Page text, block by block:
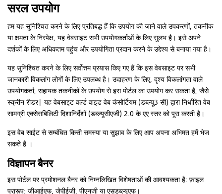
सरल उपयोग
हम यह सुनिश्चित करने के लिए प्रतिबद्ध हैं कि उपयोग की जाने वाले उपकरणों, तकनीक
या क्षमता के निरपेक्ष, यह वेबसाइट सभी उपयोगकर्ताओं के लिए सुलभ है। इसे अपने
दर्शकों के लिए अधिकतम पहुंच और उपयोगिता प्रदान करने के उद्देश्य से बनाया गया है।
यह सुनिश्चित करने के लिए सर्वोत्तम प्रयास किए गए हैं कि इस वेबसाइट पर सभी
जानकारी विकलांग लोगों के लिए उपलब्ध है। उदाहरण के लिए, दृश्य विकलांगता वाले
उपयोगकर्ता, सहायक तकनीकों के उपयोग से इस पोर्टल का उपयोग कर सकता है, जैसे
स्क्रीन रीडर| यह वेबसाइट वर्ल्ड वाइड वेब कंसोर्टियम (डब्ल्यू3 सी) द्वारा निर्धारित वेब
सामग्री एक्सेसबिलिटी दिशानिर्देशों (डब्ल्यूसीएजी) 2.0 के एए स्तर को पूरा करती है।
इस वेब साईट से सम्बंधित किसी समस्या या सुझाव के लिए आप अपना अभिमत हमें भेज
सकते है ।
विज्ञापन बैनर
इस पोर्टल पर प्रमोशनल बैनर को निम्नलिखित विशेषताओं की आवश्यकता है: फ़ाइल
प्रारूप: जीआईएफ, जेपीईजी, पीएनजी या एसडब्ल्यूएफ।